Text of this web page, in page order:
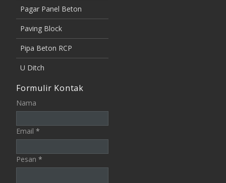
Pagar Panel Beton
Paving Block
Pipa Beton RCP
U Ditch
Formulir Kontak
Nama
Email *
Pesan *